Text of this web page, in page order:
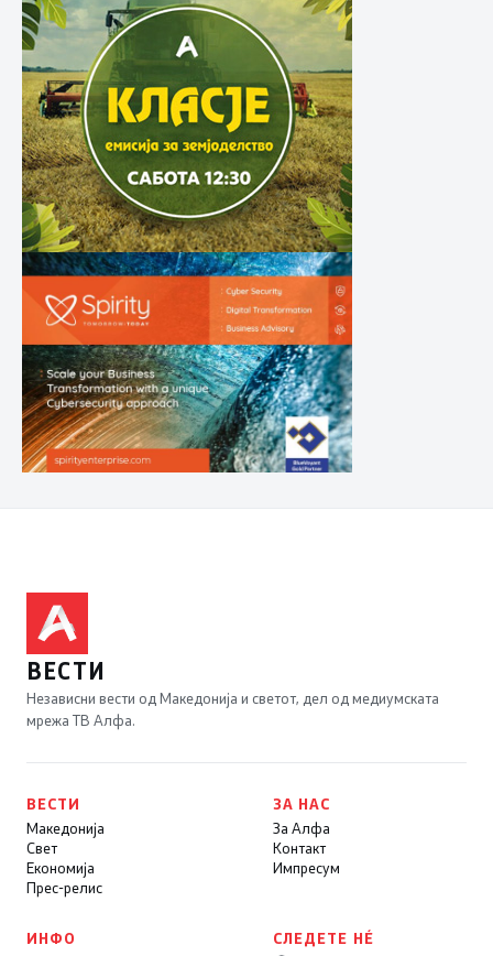
ВЕСТИ
Независни вести од Македонија и светот, дел од медиумската
мрежа ТВ Алфа.
ВЕСТИ
Македонија
Свет
Економија
Прес-релис
ЗА НАС
За Алфа
Контакт
Импресум
ИНФО
СЛЕДЕТЕ НÉ